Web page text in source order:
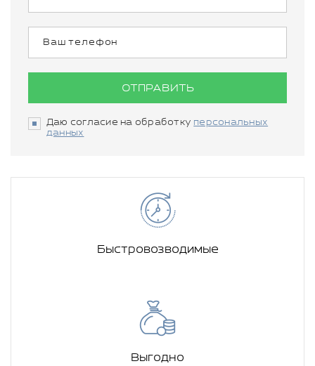
ОТПРАВИТЬ
Даю согласие на обработку персональных
данных
Быстровозводимые
Выгодно